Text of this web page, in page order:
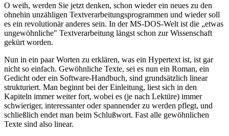
O weih, werden Sie jetzt denken, schon wieder ein neues zu den
ohnehin unzähligen Textverarbeitungsprogrammen und wieder soll
es ein revolutionär anderes sein. In der MS-DOS-Welt ist die „etwas
ungewöhnliche" Textverarbeitung längst schon zur Wissenschaft
gekürt worden.
Nun in ein paar Worten zu erklären, was ein Hypertext ist, ist gar
nicht so einfach. Gewöhnliche Texte, sei es nun ein Roman, ein
Gedicht oder ein Software-Handbuch, sind grundsätzlich linear
strukturiert. Man beginnt bei der Einleitung, liest sich in den
Kapiteln immer weiter fort, wobei es (je nach Lektüre) immer
schwieriger, interessanter oder spannender zu werden pflegt, und
schließlich endet man beim Schlußwort. Fast alle gewöhnlichen
Texte sind also linear.